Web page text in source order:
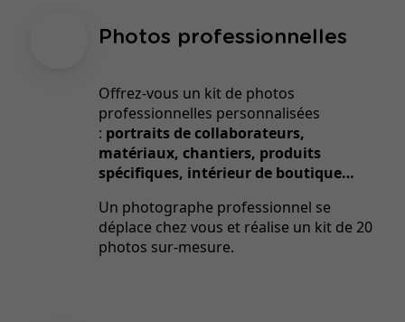
Photos professionnelles
Offrez-vous un kit de photos
professionnelles personnalisées
: portraits de collaborateurs,
matériaux, chantiers, produits
spécifiques, intérieur de boutique…
Un photographe professionnel se
déplace chez vous et réalise un kit de 20
photos sur-mesure.